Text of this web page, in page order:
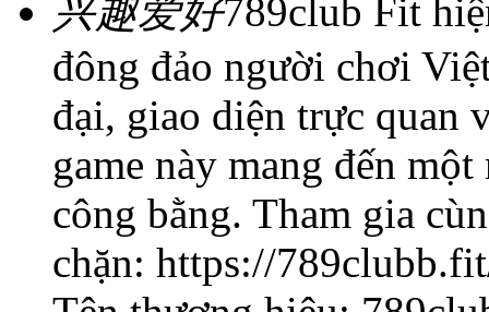
兴趣爱好789club Fit
đông đảo người chơi
đại, giao diện trực quan
game này mang đến
công bằng. Tham gia
chặn: https://